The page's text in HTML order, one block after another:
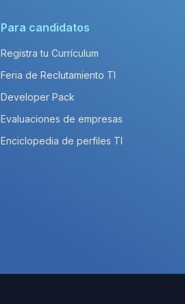
Para candidatos
Registra tu Currículum
Feria de Reclutamiento TI
Developer Pack
Evaluaciones de empresas
Enciclopedia de perfiles TI